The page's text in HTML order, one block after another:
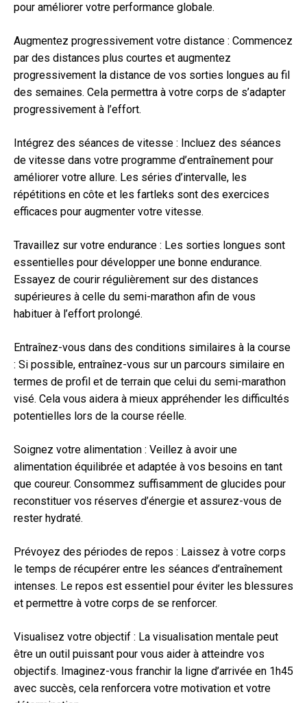
pour améliorer votre performance globale.
Augmentez progressivement votre distance : Commencez
par des distances plus courtes et augmentez
progressivement la distance de vos sorties longues au fil
des semaines. Cela permettra à votre corps de s’adapter
progressivement à l’effort.
Intégrez des séances de vitesse : Incluez des séances
de vitesse dans votre programme d’entraînement pour
améliorer votre allure. Les séries d’intervalle, les
répétitions en côte et les fartleks sont des exercices
efficaces pour augmenter votre vitesse.
Travaillez sur votre endurance : Les sorties longues sont
essentielles pour développer une bonne endurance.
Essayez de courir régulièrement sur des distances
supérieures à celle du semi-marathon afin de vous
habituer à l’effort prolongé.
Entraînez-vous dans des conditions similaires à la course
: Si possible, entraînez-vous sur un parcours similaire en
termes de profil et de terrain que celui du semi-marathon
visé. Cela vous aidera à mieux appréhender les difficultés
potentielles lors de la course réelle.
Soignez votre alimentation : Veillez à avoir une
alimentation équilibrée et adaptée à vos besoins en tant
que coureur. Consommez suffisamment de glucides pour
reconstituer vos réserves d’énergie et assurez-vous de
rester hydraté.
Prévoyez des périodes de repos : Laissez à votre corps
le temps de récupérer entre les séances d’entraînement
intenses. Le repos est essentiel pour éviter les blessures
et permettre à votre corps de se renforcer.
Visualisez votre objectif : La visualisation mentale peut
être un outil puissant pour vous aider à atteindre vos
objectifs. Imaginez-vous franchir la ligne d’arrivée en 1h45
avec succès, cela renforcera votre motivation et votre